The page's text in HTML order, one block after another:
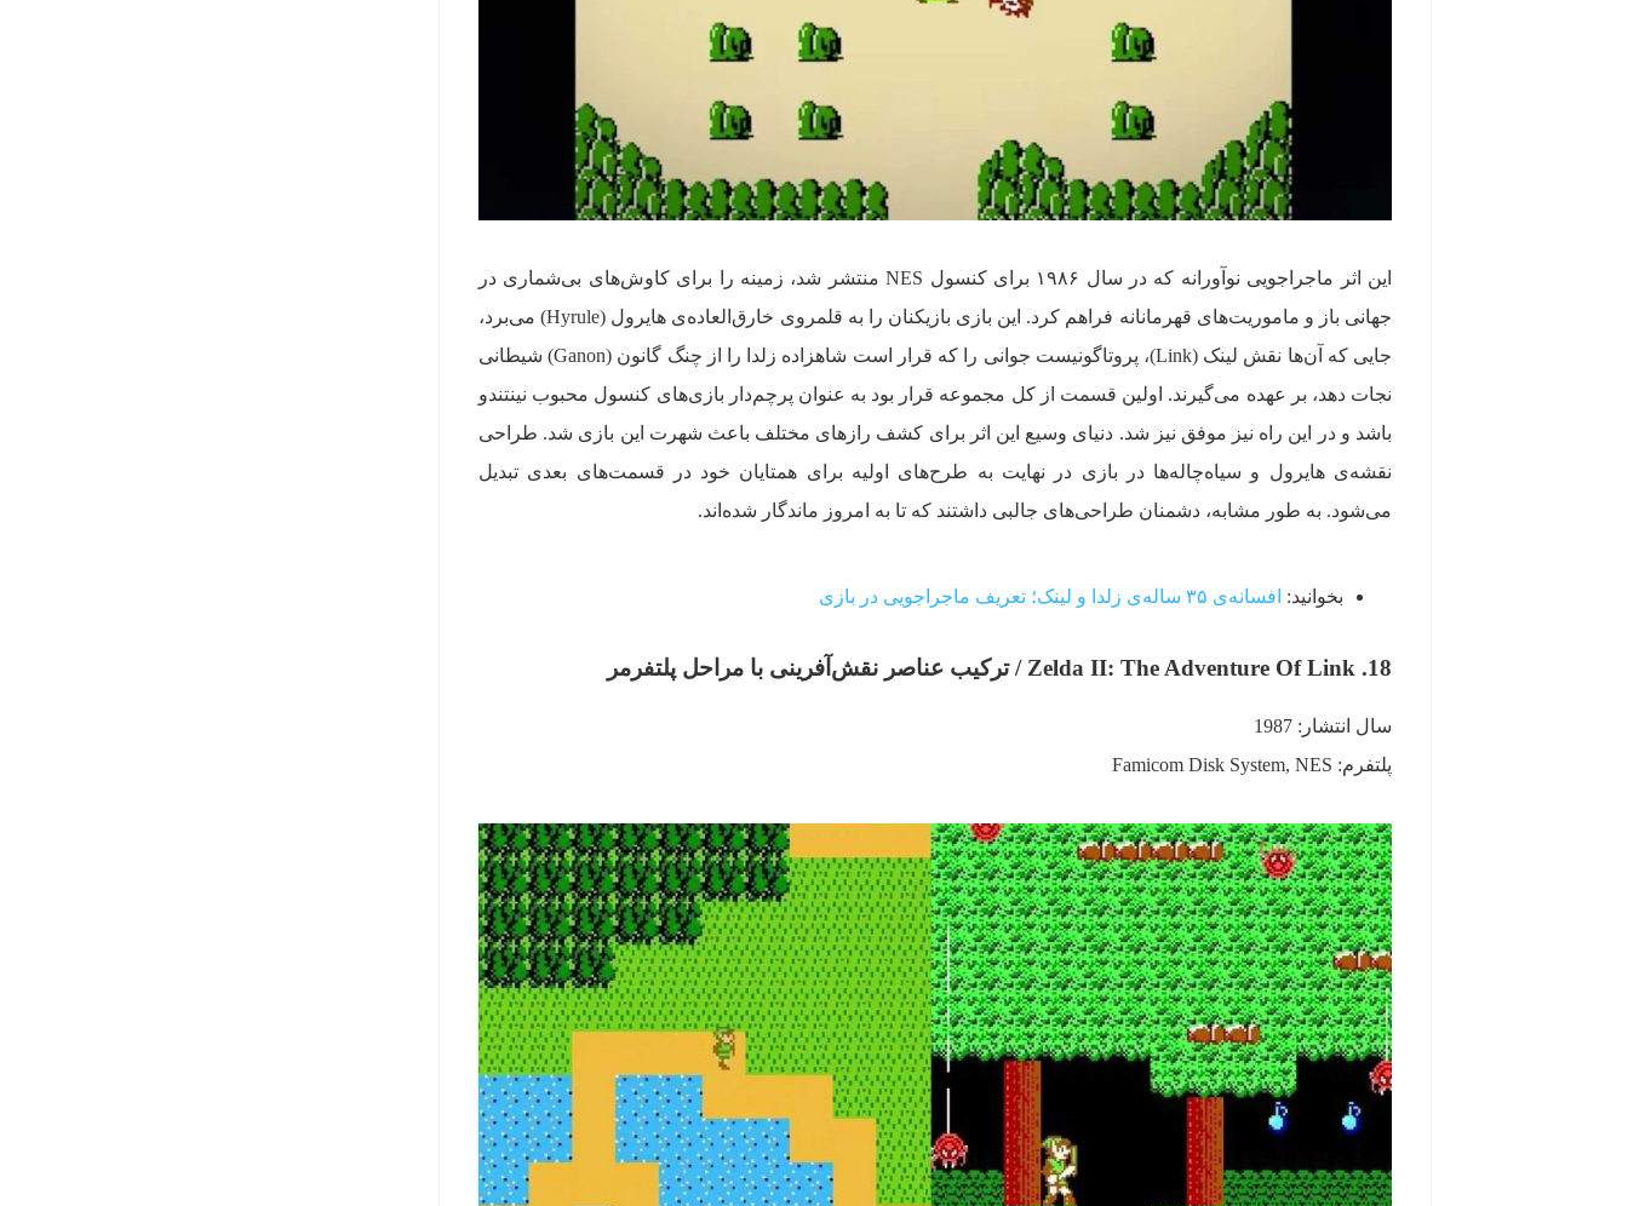
این اثر ماجراجویی نوآورانه که در سال ۱۹۸۶ برای کنسول NES منتشر شد، زمینه را برای کاوش‌های بی‌شماری در
جهانی باز و ماموریت‌های قهرمانانه فراهم کرد. این بازی بازیکنان را به قلمروی خارق‌العاده‌ی هایرول (Hyrule) می‌برد،
جایی که آن‌ها نقش لینک (Link)، پروتاگونیست جوانی را که قرار است شاهزاده زلدا را از چنگ گانون (Ganon) شیطانی
نجات دهد، بر عهده می‌گیرند. اولین قسمت از کل مجموعه قرار بود به عنوان پرچم‌دار بازی‌های کنسول محبوب نینتندو
باشد و در این راه نیز موفق نیز شد. دنیای وسیع این اثر برای کشف راز‌های مختلف باعث شهرت این بازی شد. طراحی
نقشه‌ی هایرول و سیاه‌چاله‌ها در بازی در نهایت به طرح‌های اولیه برای همتایان خود در قسمت‌های بعدی تبدیل
می‌شود. به طور مشابه، دشمنان طراحی‌های جالبی داشتند که تا به امروز ماندگار شده‌اند.
بخوانید: افسانه‌ی ۳۵ ساله‌ی زلدا و لینک؛ تعریف ماجراجویی در بازی
18. Zelda II: The Adventure Of Link / ترکیب عناصر نقش‌آفرینی با مراحل پلتفرمر
سال انتشار: 1987
پلتفرم: Famicom Disk System, NES